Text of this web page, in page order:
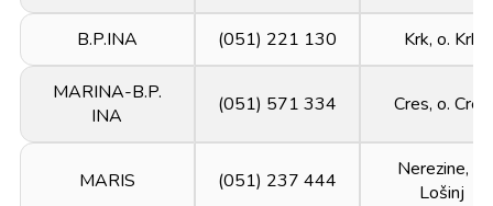
B.P.INA (051) 221 130 Krk, o. Krk
MARINA-B.P.
INA
(051) 571 334 Cres, o. Cres
MARIS (051) 237 444
Nerezine, o.
Lošinj